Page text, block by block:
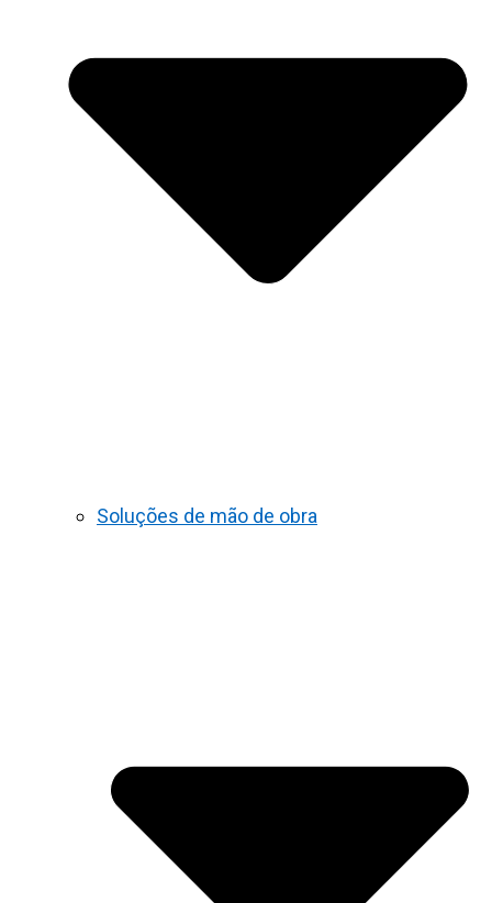
Soluções de mão de obra